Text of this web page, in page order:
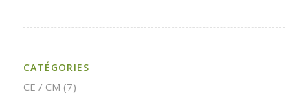
CATÉGORIES
CE / CM (7)